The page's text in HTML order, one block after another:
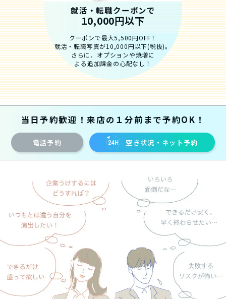
就活・転職クーポンで
10,000円以下
クーポンで最大5,500円OFF！
就活・転職写真が10,000円以下(税抜)。
さらに、オプションや焼増に
よる追加課金の心配なし！
当日予約歓迎！来店の１分前まで予約OK！
電話予約 空き状況・ネット予約